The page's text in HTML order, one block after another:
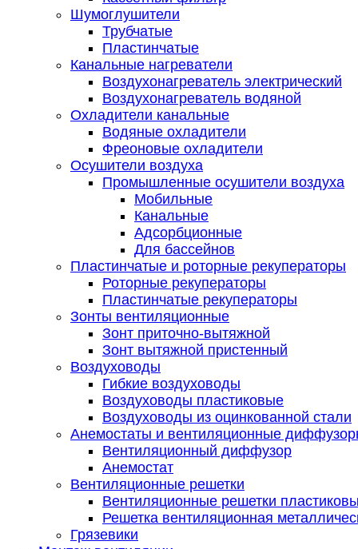
Шумоглушители
Трубчатые
Пластинчатые
Канальные нагреватели
Воздухонагреватель электрический
Воздухонагреватель водяной
Охладители канальные
Водяные охладители
Фреоновые охладители
Осушители воздуха
Промышленные осушители воздуха
Мобильные
Канальные
Адсорбционные
Для бассейнов
Пластинчатые и роторные рекуператоры
Роторные рекуператоры
Пластинчатые рекуператоры
Зонты вентиляционные
Зонт приточно-вытяжной
Зонт вытяжной пристенный
Воздуховоды
Гибкие воздуховоды
Воздуховоды пластиковые
Воздуховоды из оцинкованной стали
Анемостаты и вентиляционные
Вентиляционный диффузор
Анемостат
Вентиляционные решетки
Вентиляционные решетки
Решетка вентиляционная
Грязевики